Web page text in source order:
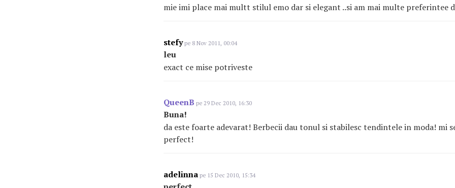
mie imi place mai multt stilul emo dar si elegant ..si am mai multe preferintee
stefype 8 Nov 2011, 00:04
leu
exact ce mise potriveste
QueenB pe 29 Dec 2010, 16:30
Buna!
da este foarte adevarat! Berbecii dau tonul si stabilesc tendintele in moda! mi
perfect!
adelinna pe 15 Dec 2010, 15:34